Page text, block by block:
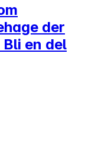
der
en del